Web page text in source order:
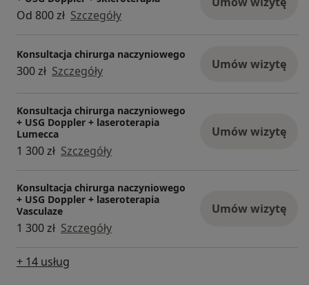
Od 800 zł Szczegóły
Konsultacja chirurga naczyniowego
300 zł Szczegóły Umów wizytę
Konsultacja chirurga naczyniowego
+ USG Doppler + laseroterapia
Lumecca
1 300 zł Szczegóły
Umów wizytę
Konsultacja chirurga naczyniowego
+ USG Doppler + laseroterapia
Vasculaze
1 300 zł Szczegóły
Umów wizytę
+ 14 usług